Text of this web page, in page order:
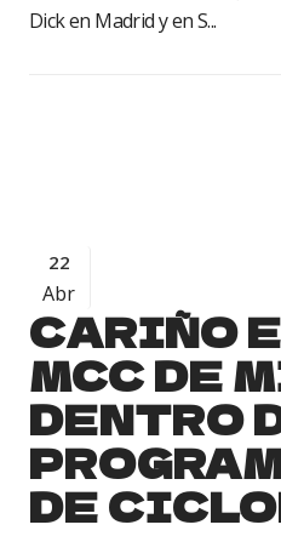
Dick en Madrid y en S...
22
Abr
CARIÑO
MCC DE
DENTRO
DE